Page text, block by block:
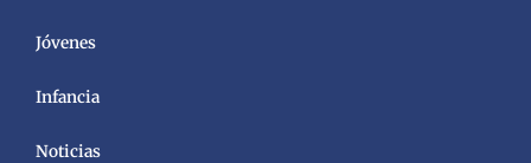
Jóvenes
Infancia
Noticias